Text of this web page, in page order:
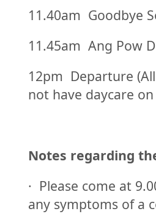
11.40am Goodbye
11.45am Ang Pow
12pm Departure
not have daycare
Notes regarding
· Please come at
any symptoms of a